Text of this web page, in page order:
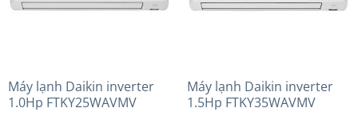
Máy lạnh Daikin inverter
1.0Hp FTKY25WAVMV
Máy lạnh Daikin inverter
1.5Hp FTKY35WAVMV